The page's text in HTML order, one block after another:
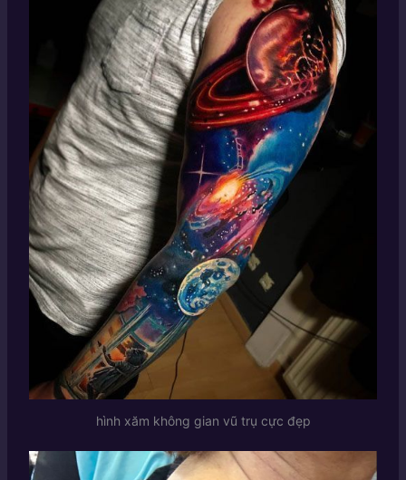
hình xăm không gian vũ trụ cực đẹp